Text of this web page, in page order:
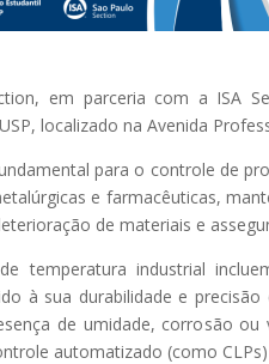
em parceria com a ISA
localizado na Avenida
para o controle de
e farmacêuticas,
de materiais e
temperatura industrial
à sua durabilidade e
de umidade, corrosão ou
automatizado (como